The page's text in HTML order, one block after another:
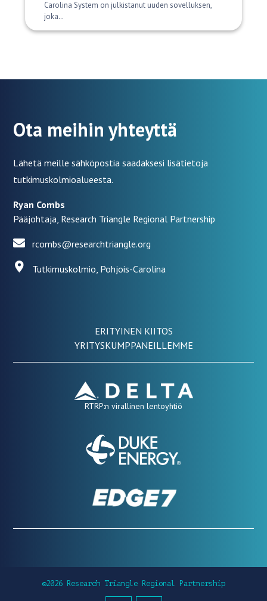
Carolina System on julkistanut uuden sovelluksen,
joka…
Ota meihin yhteyttä
Lähetä meille sähköpostia saadaksesi lisätietoja
tutkimuskolmioalueesta.
Ryan Combs
Pääjohtaja, Research Triangle Regional Partnership
rcombs@researchtriangle.org
Tutkimuskolmio, Pohjois-Carolina
ERITYINEN KIITOS
YRITYSKUMPPANEILLEMME
RTRP:n virallinen lentoyhtiö
©2026 Research Triangle Regional Partnership